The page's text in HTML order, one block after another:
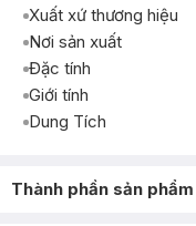
Xuất xứ thương hiệu
Nơi sản xuất
Đặc tính
Giới tính
Dung Tích
Thành phần sản phẩm